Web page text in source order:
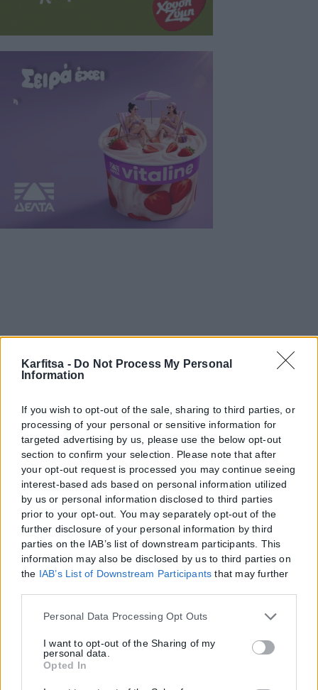
Karfitsa - Do Not Process My Personal
Information
If you wish to opt-out of the sale, sharing to third parties, or
processing of your personal or sensitive information for
targeted advertising by us, please use the below opt-out
section to confirm your selection. Please note that after
your opt-out request is processed you may continue seeing
interest-based ads based on personal information utilized
by us or personal information disclosed to third parties
prior to your opt-out. You may separately opt-out of the
further disclosure of your personal information by third
parties on the IAB’s list of downstream participants. This
information may also be disclosed by us to third parties on
the IAB’s List of Downstream Participants that may further
Please note that this website/app uses one or more Google
but not limited to your visit or usage behaviour. You may
click to grant or deny consent to Google and its third-party
tags to use your data for below specified purposes in below
Google consent section.
Personal Data Processing Opt Outs
I want to opt-out of the Sharing of my
personal data.
Opted In